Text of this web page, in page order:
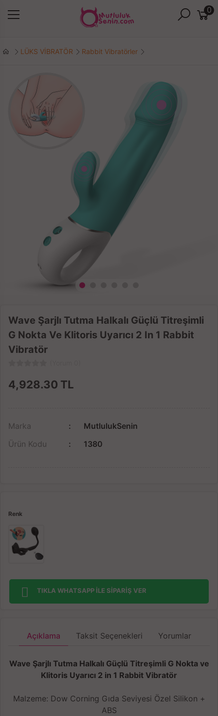
0
LÜKS VİBRATÖR Rabbit Vibratörler
Wave Şarjlı Tutma Halkalı Güçlü Titreşimli
G Nokta Ve Klitoris Uyarıcı 2 In 1 Rabbit
Vibratör
4,928.30 TL
Marka
MutlulukSenin
Ürün Kodu
1380
Renk
TIKLA WHATSAPP İLE SİPARİŞ VER
Açıklama Taksit Seçenekleri Yorumlar
Wave Şarjlı Tutma Halkalı Güçlü Titreşimli G Nokta ve
Klitoris Uyarıcı 2 in 1 Rabbit Vibratör
Malzeme: Dow Corning Gıda Seviyesi Özel Silikon +
ABS